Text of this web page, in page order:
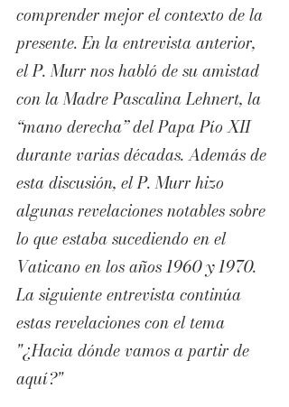
comprender mejor el contexto de la
presente. En la entrevista anterior,
el P. Murr nos habló de su amistad
con la Madre Pascalina Lehnert, la
“mano derecha” del Papa Pío XII
durante varias décadas. Además de
esta discusión, el P. Murr hizo
algunas revelaciones notables sobre
lo que estaba sucediendo en el
Vaticano en los años 1960 y 1970.
La siguiente entrevista continúa
estas revelaciones con el tema
"¿Hacia dónde vamos a partir de
aquí?"